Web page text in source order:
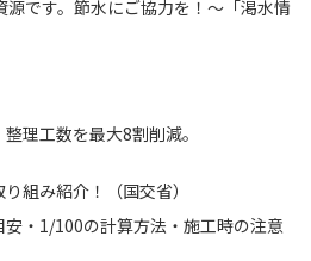
源です。節水にご協力を！〜「渇水情
理工数を最大8割削減。
組み紹介！（国交省）
・1/100の計算方法・施工時の注意